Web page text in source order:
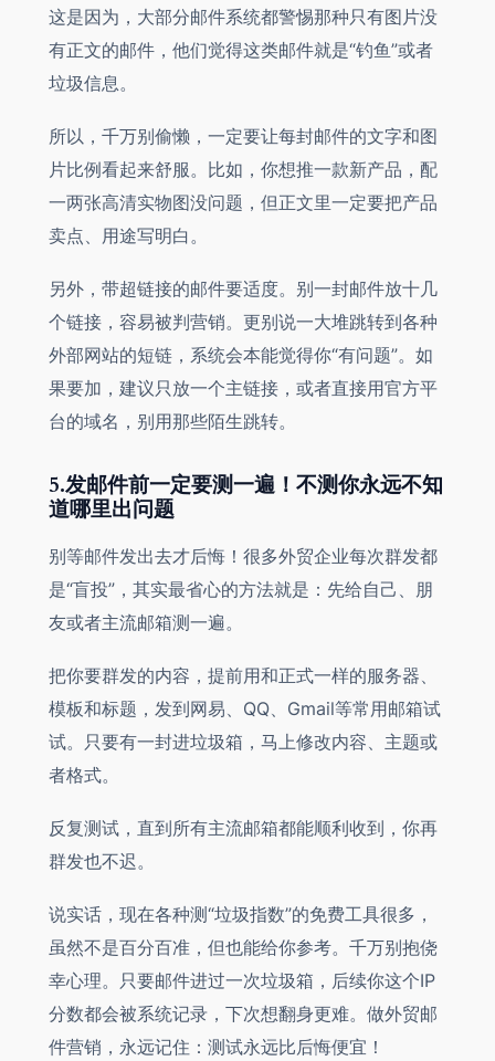
这是因为，大部分邮件系统都警惕那种只有图片没
有正文的邮件，他们觉得这类邮件就是“钓鱼”或者
垃圾信息。
所以，千万别偷懒，一定要让每封邮件的文字和图
片比例看起来舒服。比如，你想推一款新产品，配
一两张高清实物图没问题，但正文里一定要把产品
卖点、用途写明白。
另外，带超链接的邮件要适度。别一封邮件放十几
个链接，容易被判营销。更别说一大堆跳转到各种
外部网站的短链，系统会本能觉得你“有问题”。如
果要加，建议只放一个主链接，或者直接用官方平
台的域名，别用那些陌生跳转。
5.发邮件前一定要测一遍！不测你永远不知
道哪里出问题
别等邮件发出去才后悔！很多外贸企业每次群发都
是“盲投”，其实最省心的方法就是：先给自己、朋
友或者主流邮箱测一遍。
把你要群发的内容，提前用和正式一样的服务器、
模板和标题，发到网易、QQ、Gmail等常用邮箱试
试。只要有一封进垃圾箱，马上修改内容、主题或
者格式。
反复测试，直到所有主流邮箱都能顺利收到，你再
群发也不迟。
说实话，现在各种测“垃圾指数”的免费工具很多，
虽然不是百分百准，但也能给你参考。千万别抱侥
幸心理。只要邮件进过一次垃圾箱，后续你这个IP
分数都会被系统记录，下次想翻身更难。做外贸邮
件营销，永远记住：测试永远比后悔便宜！